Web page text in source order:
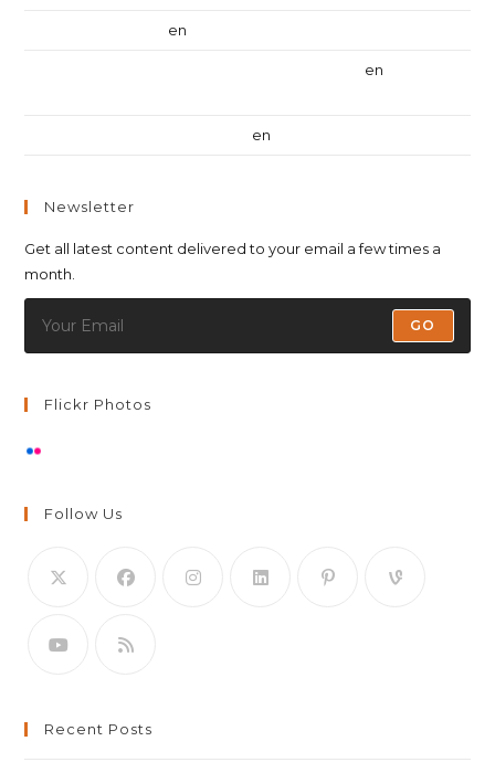
en
en
en
Newsletter
Get all latest content delivered to your email a few times a
month.
GO
Flickr Photos
Follow Us
Recent Posts